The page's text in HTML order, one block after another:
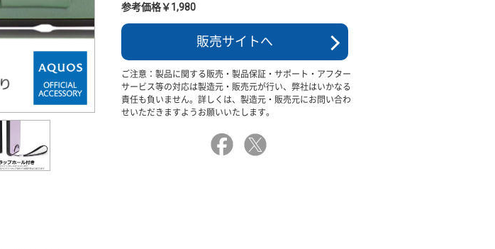
参考価格￥1,980
販売サイトへ
ご注意：製品に関する販売・製品保証・サポート・アフター
サービス等の対応は製造元・販売元が行い、弊社はいかなる
責任も負いません。詳しくは、製造元・販売元にお問い合わ
せいただきますようお願いいたします。